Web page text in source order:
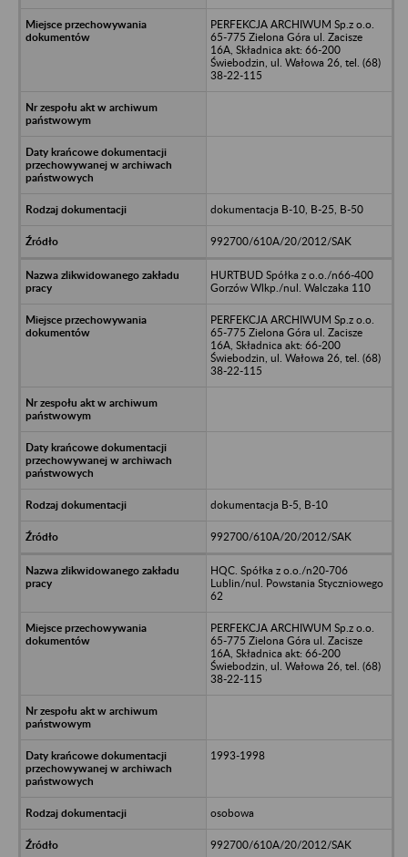
PERFEKCJA ARCHIWUM Sp.z o.o.
65-775 Zielona Góra ul. Zacisze
16A, Składnica akt: 66-200
Świebodzin, ul. Wałowa 26, tel. (68)
38-22-115
dokumentacja B-10, B-25, B-50
992700/610A/20/2012/SAK
HURTBUD Spółka z o.o./n66-400
Gorzów Wlkp./nul. Walczaka 110
PERFEKCJA ARCHIWUM Sp.z o.o.
65-775 Zielona Góra ul. Zacisze
16A, Składnica akt: 66-200
Świebodzin, ul. Wałowa 26, tel. (68)
38-22-115
dokumentacja B-5, B-10
992700/610A/20/2012/SAK
HQC. Spółka z o.o./n20-706
Lublin/nul. Powstania Styczniowego
62
PERFEKCJA ARCHIWUM Sp.z o.o.
65-775 Zielona Góra ul. Zacisze
16A, Składnica akt: 66-200
Świebodzin, ul. Wałowa 26, tel. (68)
38-22-115
1993-1998
osobowa
992700/610A/20/2012/SAK